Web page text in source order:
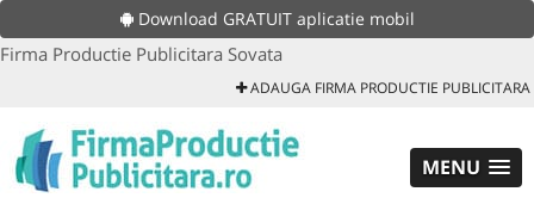
Download GRATUIT aplicatie mobil
Firma Productie Publicitara Sovata
ADAUGA FIRMA PRODUCTIE PUBLICITARA
MENU